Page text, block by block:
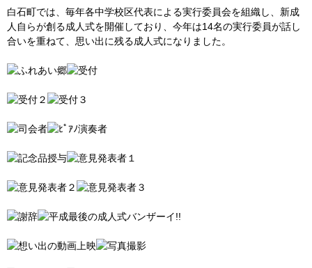
白石町では、毎年各中学校区代表による実行委員会を組織し、新成
人自らが創る成人式を開催しており、今年は14名の実行委員が話し
合いを重ねて、思い出に残る成人式になりました。